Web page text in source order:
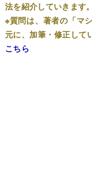
法を紹介していきます。
※質問は、著者の「マ
元に、加筆・修正して
こちら